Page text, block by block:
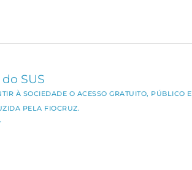
SUS
À SOCIEDADE O ACESSO GRATUITO, PÚBLICO E
PELA FIOCRUZ.